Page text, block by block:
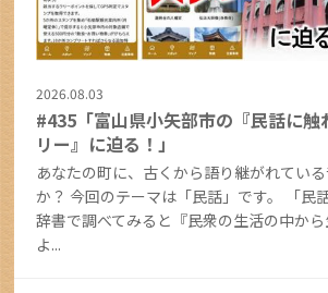
2026.08.03
#435「富山県小矢部市の『民話に触
リー』に迫る！」
あなたの町に、古くから語り継がれてい
か？ 今回のテーマは「民話」です。 「民
辞書で調べてみると『民衆の生活の中か
よ...